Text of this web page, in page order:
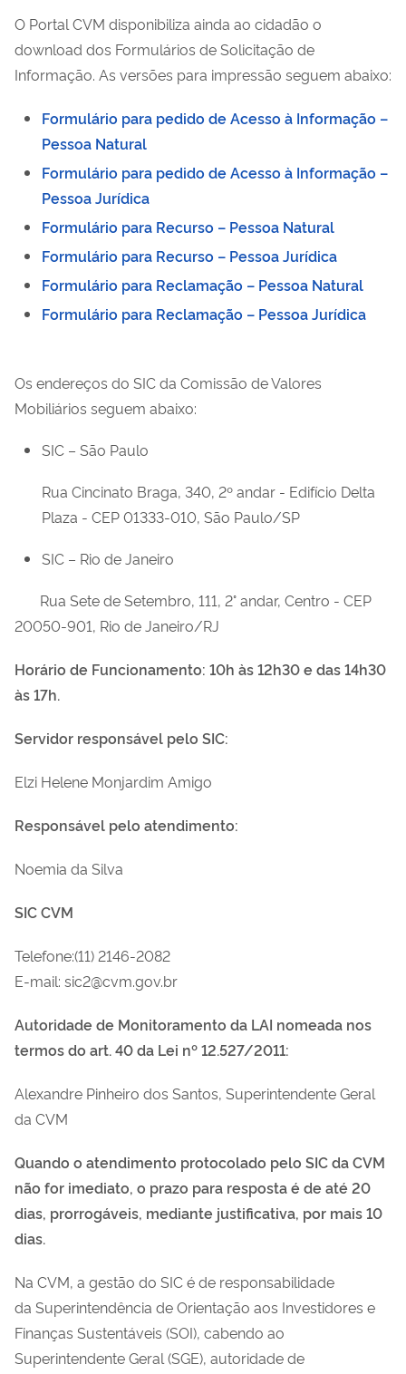
O Portal CVM disponibiliza ainda ao cidadão o
download dos Formulários de Solicitação de
Informação. As versões para impressão seguem abaixo:
Formulário para pedido de Acesso à Informação –
Pessoa Natural
Formulário para pedido de Acesso à Informação –
Pessoa Jurídica
Formulário para Recurso – Pessoa Natural
Formulário para Recurso – Pessoa Jurídica
Formulário para Reclamação – Pessoa Natural
Formulário para Reclamação – Pessoa Jurídica
Os endereços do SIC da Comissão de Valores
Mobiliários seguem abaixo:
SIC – São Paulo
Rua Cincinato Braga, 340, 2º andar - Edifício Delta
Plaza - CEP 01333-010, São Paulo/SP
SIC – Rio de Janeiro
Rua Sete de Setembro, 111, 2° andar, Centro - CEP
20050-901, Rio de Janeiro/RJ
Horário de Funcionamento: 10h às 12h30 e das 14h30
às 17h.
Servidor responsável pelo SIC:
Elzi Helene Monjardim Amigo
Responsável pelo atendimento:
Noemia da Silva
SIC CVM
Telefone:(11) 2146-2082
E-mail: sic2@cvm.gov.br
Autoridade de Monitoramento da LAI nomeada nos
termos do art. 40 da Lei nº 12.527/2011:
Alexandre Pinheiro dos Santos, Superintendente Geral
da CVM
Quando o atendimento protocolado pelo SIC da CVM
não for imediato, o prazo para resposta é de até 20
dias, prorrogáveis, mediante justificativa, por mais 10
dias.
Na CVM, a gestão do SIC é de responsabilidade
da Superintendência de Orientação aos Investidores e
Finanças Sustentáveis (SOI), cabendo ao
Superintendente Geral (SGE), autoridade de